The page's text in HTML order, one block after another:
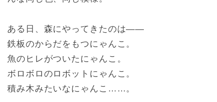
ある日、森にやってきたのは――
鉄板のからだをもつにゃんこ。
魚のヒレがついたにゃんこ。
ボロボロのロボットにゃんこ。
積み木みたいなにゃんこ……。